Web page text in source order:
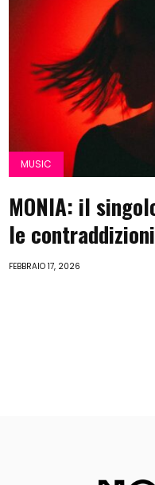
MUSIC
MONIA: il
le
FEBBRAIO 17, 2026